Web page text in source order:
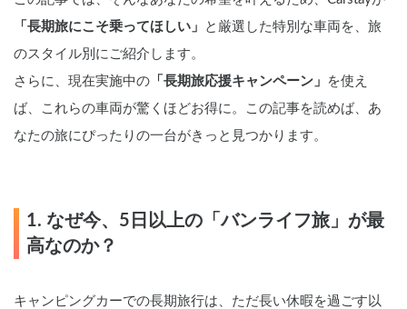
「長期旅にこそ乗ってほしい」
と厳選した特別な車両を、旅
のスタイル別にご紹介します。
さらに、現在実施中の 「長期旅応援キャンペーン」
を使え
ば、これらの車両が驚くほどお得に。この記事を読めば、あ
なたの旅にぴったりの一台がきっと見つかります。
1. なぜ今、5日以上の「バンライフ旅」が最
高なのか？
キャンピングカーでの長期旅行は、ただ長い休暇を過ごす以